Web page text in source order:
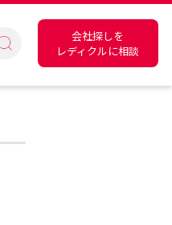
会社探しを
レディクルに相談